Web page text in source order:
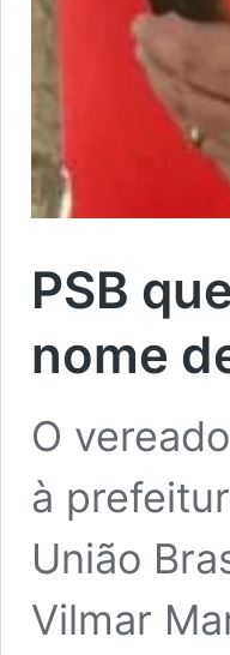
PSB
nome
O
à
União
Vilmar